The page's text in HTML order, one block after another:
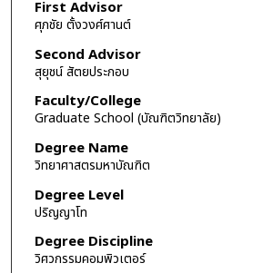
First Advisor
ศุภชัย ตั้งวงศ์ศานต์
Second Advisor
สุยุชน์ สัตยประกอบ
Faculty/College
Graduate School (บัณฑิตวิทยาลัย)
Degree Name
วิทยาศาสตรมหาบัณฑิต
Degree Level
ปริญญาโท
Degree Discipline
วิศวกรรมคอมพิวเตอร์